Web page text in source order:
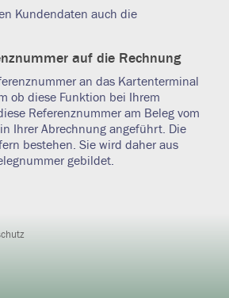
Kundendaten auch die
auf die Rechnung
an das Kartenterminal
ob diese Funktion bei Ihrem
Referenznummer am Beleg vom
Ihrer Abrechnung angeführt. Die
bestehen. Sie wird daher aus
gebildet.